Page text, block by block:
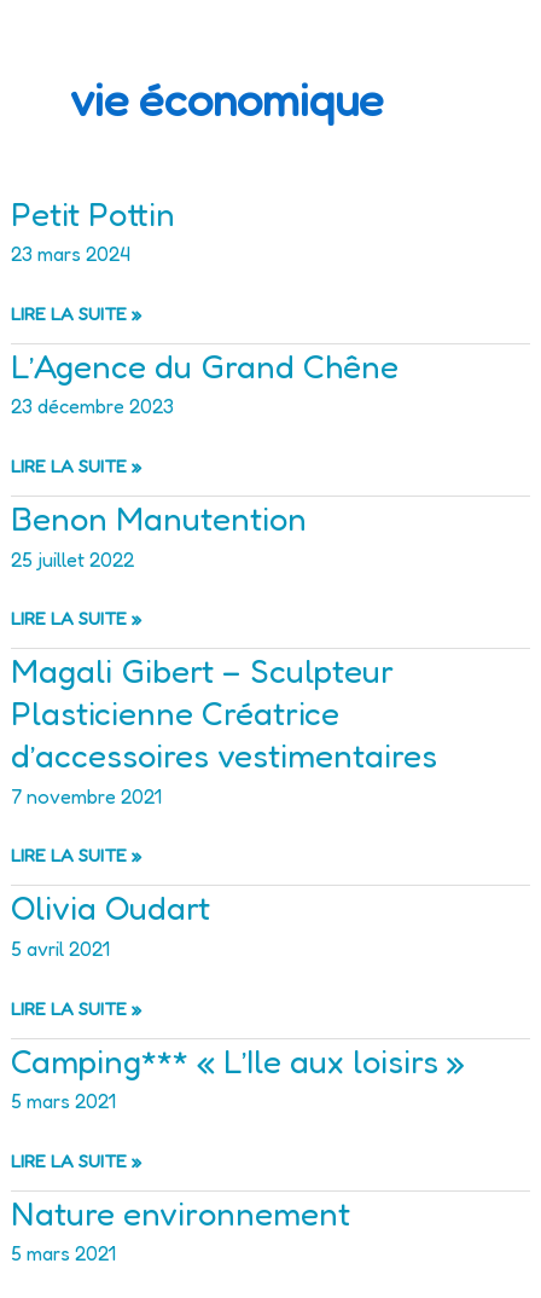
vie économique
Petit Pottin
23 mars 2024
PETIT
POTTIN
LIRE LA SUITE »
L’Agence du Grand Chêne
23 décembre 2023
L’AGENCE
DU
GRAND
LIRE LA SUITE »
Benon Manutention
25 juillet 2022
BENON
MANUTENTION
LIRE LA SUITE »
Magali Gibert – Sculpteur
Plasticienne Créatrice
d’accessoires vestimentaires
7 novembre 2021
MAGALI
GIBERT
–
PLASTICIENNE
D’ACCESSOIRES
VESTIMENTAIRES
LIRE LA SUITE »
Olivia Oudart
5 avril 2021
OLIVIA
OUDART
LIRE LA SUITE »
Camping*** « L’Ile aux loisirs »
5 mars 2021
CAMPING***
« L’ILE
AUX
LIRE LA SUITE »
Nature environnement
5 mars 2021